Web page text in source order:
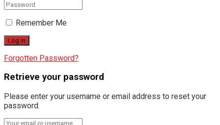
Remember Me
Forgotten Password?
Retrieve your password
Please enter your username or email address to reset your
password.